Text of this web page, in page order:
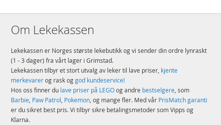
Om Lekekassen
Lekekassen er Norges største lekebutikk og vi sender din ordre lynraskt
(1 - 3 dager) fra vårt lager i Grimstad.
Lekekassen tilbyr et stort utvalg av leker til lave priser, kjente
merkevarerog rask oggod kundeservice!
Hos oss finner du lave priser på LEGOog andre bestselgere, som
Barbie, Paw Patrol, Pokemon, og mange fler. Med vår PrisMatch garanti
er du sikret best pris. Vi tilbyr sikre betalingsmetoder som Vipps og
Klarna.